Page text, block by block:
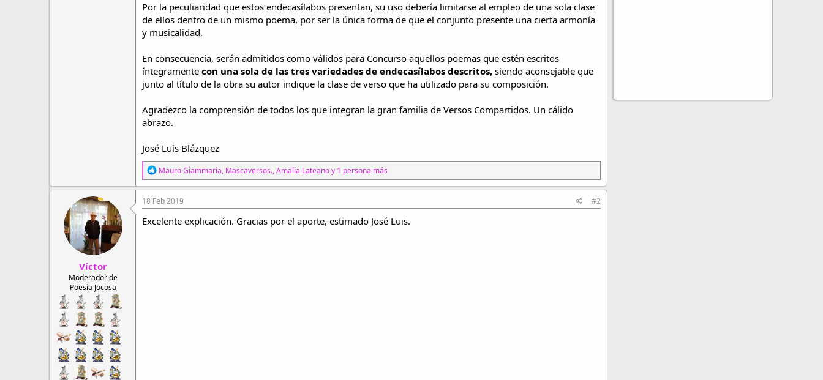
Por la peculiaridad que estos endecasílabos presentan, su uso debería limitarse al empleo de una sola clase
de ellos dentro de un mismo poema, por ser la única forma de que el conjunto presente una cierta armonía
y musicalidad.
En consecuencia, serán admitidos como válidos para Concurso aquellos poemas que estén escritos
íntegramente con una sola de las tres variedades de endecasílabos descritos, siendo aconsejable que
junto al título de la obra su autor indique la clase de verso que ha utilizado para su composición.
Agradezco la comprensión de todos los que integran la gran familia de Versos Compartidos. Un cálido
abrazo.
José Luis Blázquez
R
e
a
c
c
i
o
Mauro Giammaria, Mascaversos.,Amalia Lateanoy 1 persona más
Víctor
Moderador de
Poesía Jocosa
18 Feb 2019 #2
Excelente explicación. Gracias por el aporte, estimado José Luis.